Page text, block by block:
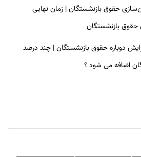
حقوق بازنشستگان | زمان نهایی
دوباره حقوق بازنشستگان | چند درصد
اضافه می شود ؟